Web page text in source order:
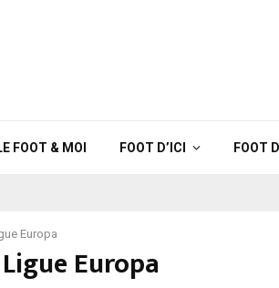
FOOT & MOI FOOT D’ICI FOOT
Europa
Europa